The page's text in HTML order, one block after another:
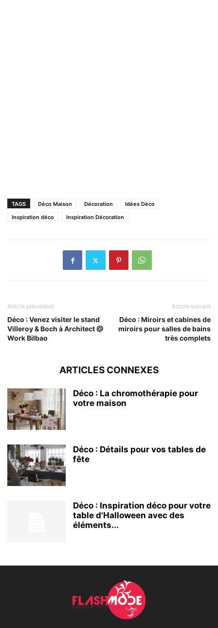
TAGS Déco Maison Décoration
Idées Déco
Inspiration déco
Inspiration Décoration
Article précédent
Déco : Venez visiter le stand
Villeroy & Boch à Architect @
Work Bilbao
Article suivant
Déco : Miroirs et cabines de
miroirs pour salles de bains
très complets
ARTICLES CONNEXES
Déco : La chromothérapie pour
votre maison
Déco : Détails pour vos tables de
fête
Déco : Inspiration déco pour votre
table d'Halloween avec des
éléments...